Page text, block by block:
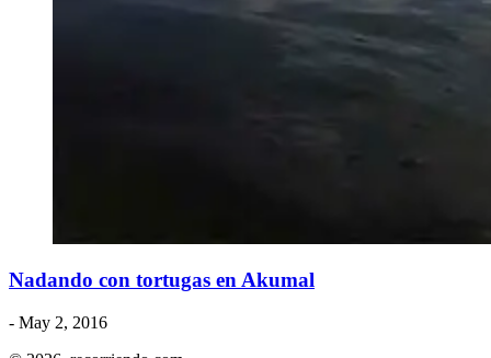
Nadando con tortugas en Akumal
- May 2, 2016